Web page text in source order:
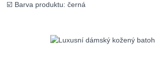
☑️ Barva produktu: černá